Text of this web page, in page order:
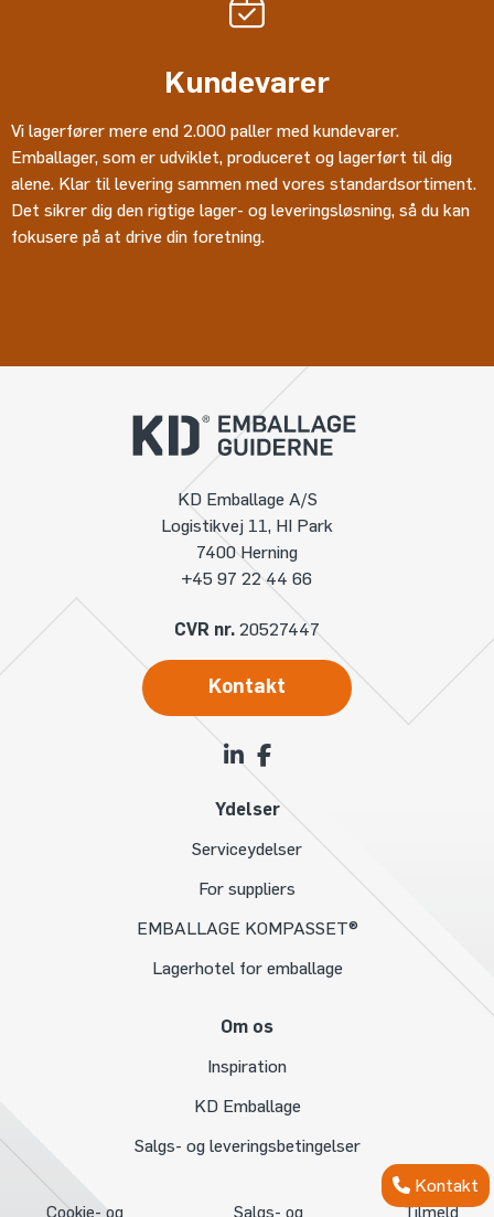
Kontakt
Kundevarer
Vi lagerfører mere end 2.000 paller med kundevarer.
Emballager, som er udviklet, produceret og lagerført til dig
alene. Klar til levering sammen med vores standardsortiment.
Det sikrer dig den rigtige lager- og leveringsløsning, så du kan
fokusere på at drive din foretning.
KD Emballage A/S
Logistikvej 11, HI Park
7400 Herning
+45 97 22 44 66
CVR nr. 20527447
Kontakt
Ydelser
Serviceydelser
For suppliers
EMBALLAGE KOMPASSET®
Lagerhotel for emballage
Om os
Inspiration
KD Emballage
Salgs- og leveringsbetingelser
Cookie- og Salgs- og Tilmeld